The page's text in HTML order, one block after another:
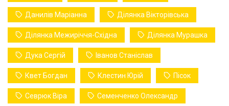
Данилів Маріанна Ділянка Вікторівська
Ділянка Межиріччя-Східна Ділянка Мурашка
Дука Сергій Іванов Станіслав
Квет Богдан Клестин Юрій Пісок
Севрюк Віра Семенченко Олександр